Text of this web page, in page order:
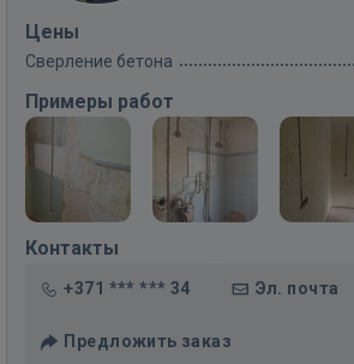
Цены
Сверление бетона
Примеры работ
Контакты
+371 *** *** 34 Эл. почта
Предложить заказ